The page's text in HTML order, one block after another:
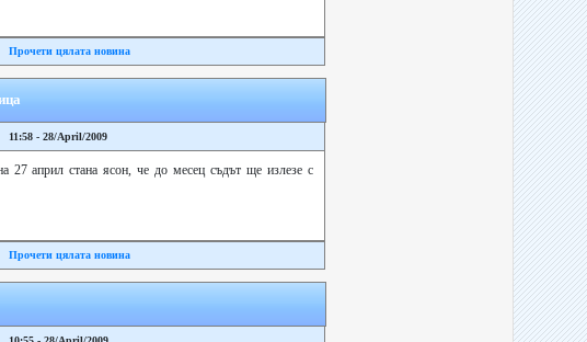
Прочети цялата новина
11:58 - 28/April/2009
27 април стана ясон, че до месец съдът ще излезе с
Прочети цялата новина